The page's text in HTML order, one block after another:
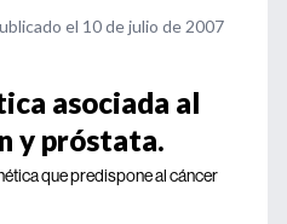
el 10 de julio de 2007
asociada al
y próstata.
que predispone al cáncer